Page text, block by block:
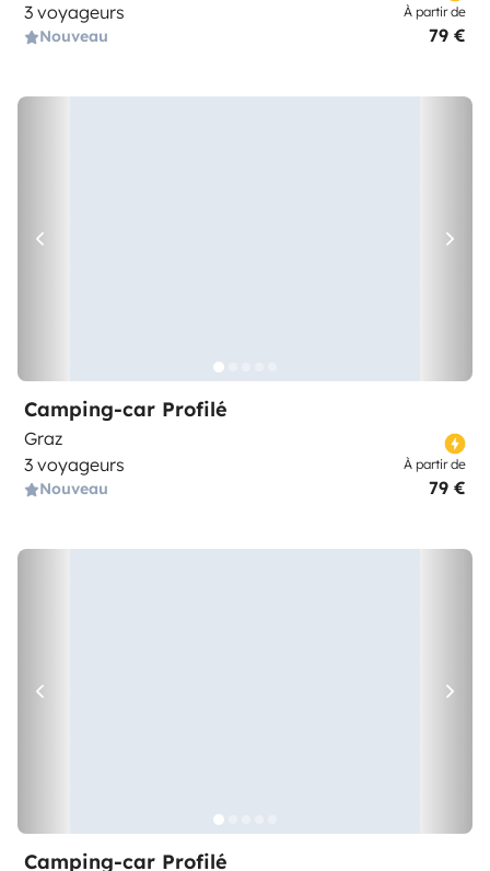
3 voyageurs
Nouveau
À partir de
79 €
Camping-car Profilé
Graz
3 voyageurs
Nouveau
À partir de
79 €
Camping-car Profilé